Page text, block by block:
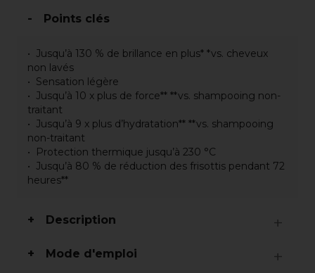
Points clés
Jusqu’à 130 % de brillance en plus* *vs. cheveux
non lavés
Sensation légère
Jusqu’à 10 x plus de force** **vs. shampooing non-
traitant
Jusqu’à 9 x plus d’hydratation** **vs. shampooing
non-traitant
Protection thermique jusqu’à 230 °C
Jusqu’à 80 % de réduction des frisottis pendant 72
heures**
Description
Mode d'emploi